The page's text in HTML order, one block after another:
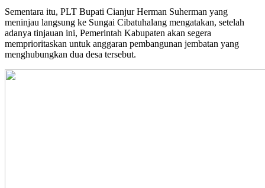
Sementara itu, PLT Bupati Cianjur Herman Suherman yang
meninjau langsung ke Sungai Cibatuhalang mengatakan, setelah
adanya tinjauan ini, Pemerintah Kabupaten akan segera
memprioritaskan untuk anggaran pembangunan jembatan yang
menghubungkan dua desa tersebut.